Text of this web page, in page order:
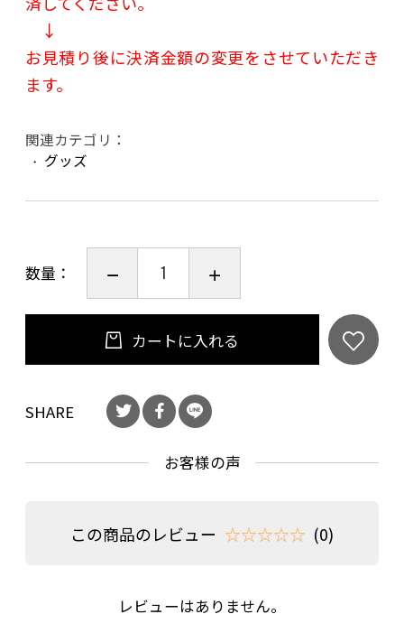
↓
お見積り後に決済金額の変更をさせていただき
ます。
関連カテゴリ：
グッズ
数量：
カートに入れる
SHARE
お客様の声
この商品のレビュー ☆☆☆☆☆ (0)
レビューはありません。